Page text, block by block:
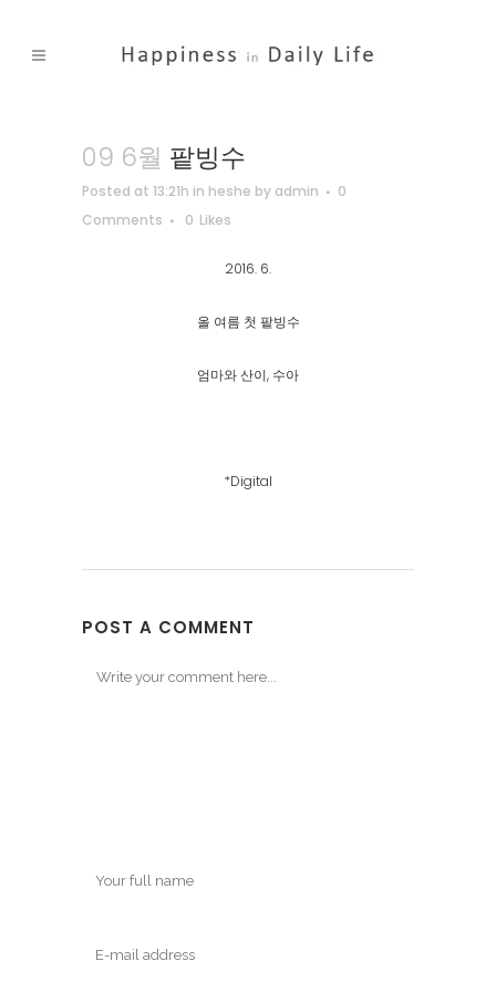
09 6월 팥빙수
Posted at 13:21h in heshe by admin
0
Comments
0 Likes
2016. 6.
올 여름 첫 팥빙수
엄마와 산이, 수아
*Digital
POST A COMMENT